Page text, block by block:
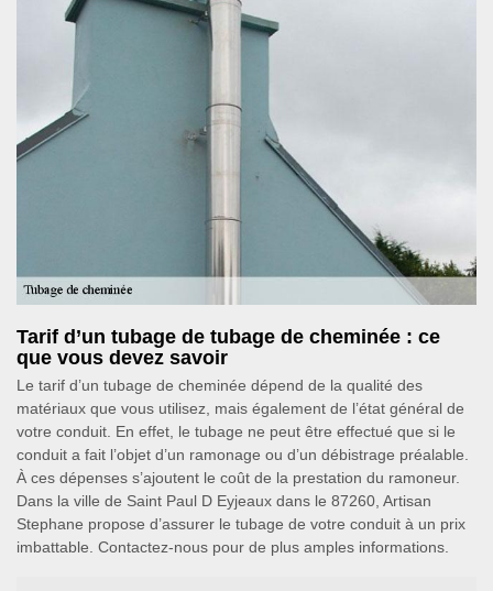
Tarif d’un tubage de tubage de cheminée : ce
que vous devez savoir
Le tarif d’un tubage de cheminée dépend de la qualité des
matériaux que vous utilisez, mais également de l’état général de
votre conduit. En effet, le tubage ne peut être effectué que si le
conduit a fait l’objet d’un ramonage ou d’un débistrage préalable.
À ces dépenses s’ajoutent le coût de la prestation du ramoneur.
Dans la ville de Saint Paul D Eyjeaux dans le 87260, Artisan
Stephane propose d’assurer le tubage de votre conduit à un prix
imbattable. Contactez-nous pour de plus amples informations.